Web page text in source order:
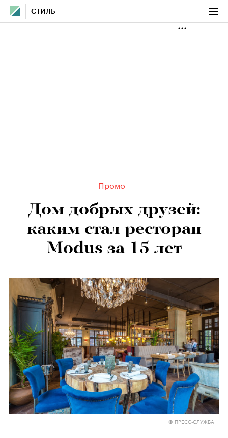
СТИЛЬ
Промо
Дом добрых друзей:
каким стал ресторан
Modus за 15 лет
© ПРЕСС-СЛУЖБА